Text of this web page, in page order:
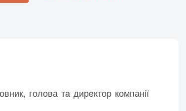
голова та директор компанії